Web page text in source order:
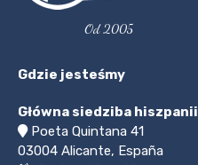
Od 2005
Gdzie jesteśmy
Główna siedziba hiszpanii
Poeta Quintana 41
03004 Alicante, España